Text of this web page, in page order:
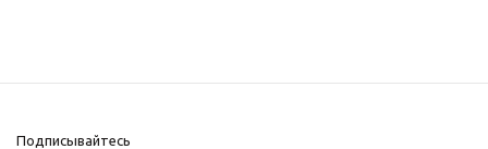
Подписывайтесь